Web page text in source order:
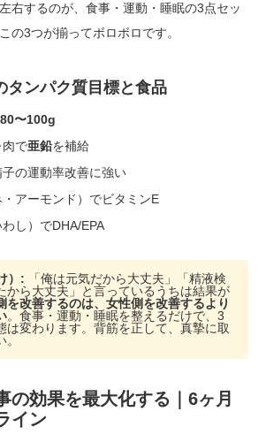
右するのが、食事・運動・睡眠の3点セッ
の3つが揃ってボロボロです。
タンパク質目標と食品
〜100g
肉で亜鉛を補給
の運動率改善に強い
アーモンド）でビタミンE
し）でDHA/EPA
）: 「俺は元気だから大丈夫」「精液検
から大丈夫」と言っているうちは結果が
を改善するのは、女性側を改善するより
。食事・運動・睡眠を整えるだけで、3
は変わります。背筋を正して、真摯に取
の効果を最大化する｜6ヶ月
イン